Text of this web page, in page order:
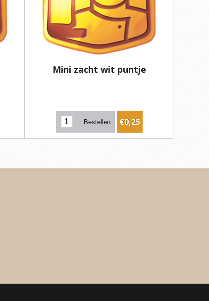
Mini zacht wit puntje
€0,25